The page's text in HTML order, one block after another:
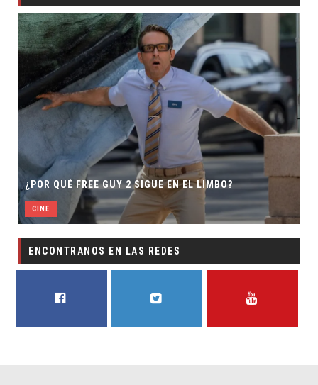
QUÉ FREE GUY 2 SIGUE EN EL LIMBO?
DIRECTOR
ENCONTRANOS EN LAS REDES